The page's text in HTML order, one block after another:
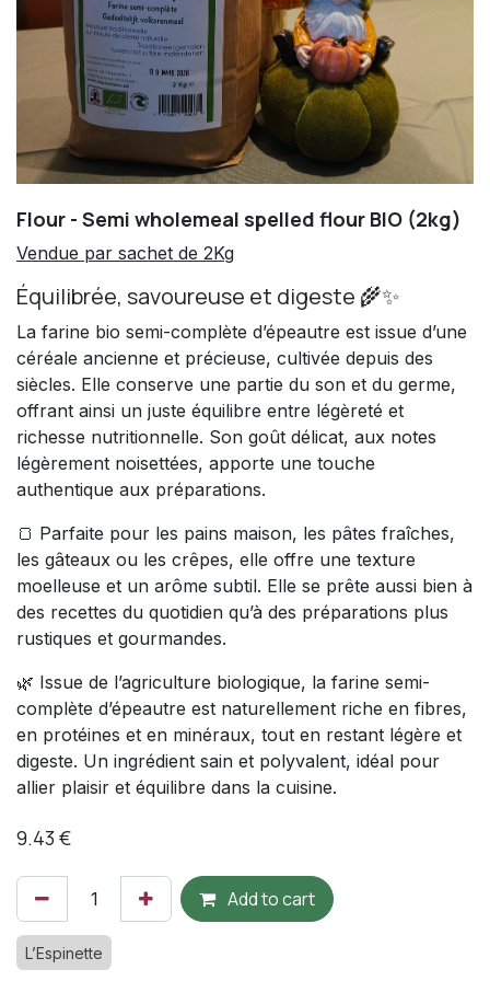
Flour - Semi wholemeal spelled flour BIO (2kg)
Vendue par sachet de 2Kg
Équilibrée, savoureuse et digeste 🌾✨
La farine bio semi-complète d’épeautre est issue d’une
céréale ancienne et précieuse, cultivée depuis des
siècles. Elle conserve une partie du son et du germe,
offrant ainsi un juste équilibre entre légèreté et
richesse nutritionnelle. Son goût délicat, aux notes
légèrement noisettées, apporte une touche
authentique aux préparations.
🍞 Parfaite pour les pains maison, les pâtes fraîches,
les gâteaux ou les crêpes, elle offre une texture
moelleuse et un arôme subtil. Elle se prête aussi bien à
des recettes du quotidien qu’à des préparations plus
rustiques et gourmandes.
🌿 Issue de l’agriculture biologique, la farine semi-
complète d’épeautre est naturellement riche en fibres,
en protéines et en minéraux, tout en restant légère et
digeste. Un ingrédient sain et polyvalent, idéal pour
allier plaisir et équilibre dans la cuisine.
9.43€
Add to cart
L’Espinette